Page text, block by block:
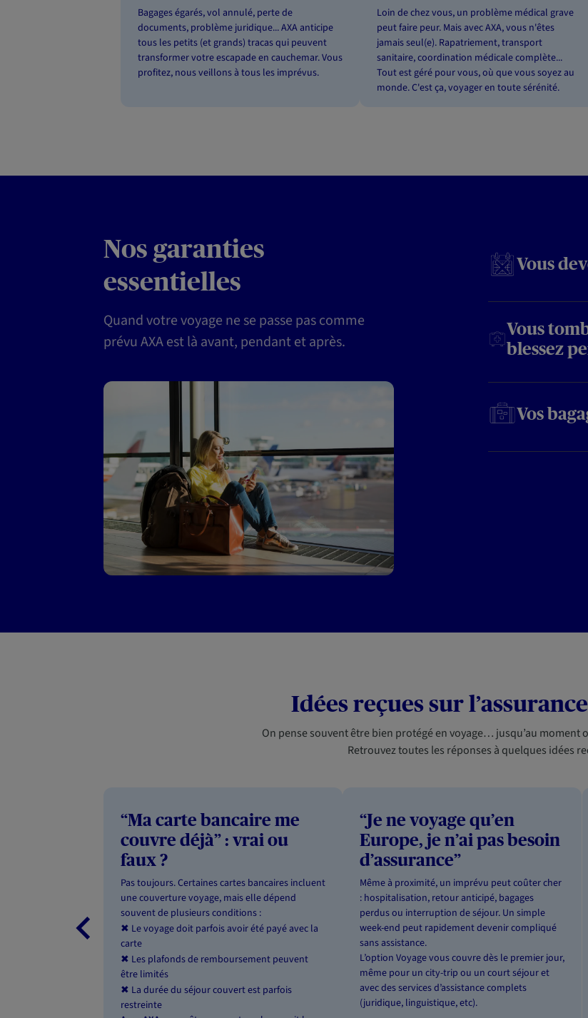
Bagages égarés, vol annulé, perte de
documents, problème juridique... AXA anticipe
tous les petits (et grands) tracas qui peuvent
transformer votre escapade en cauchemar. Vous
profitez, nous veillons à tous les imprévus.
Loin de chez vous, un problème médical grave
peut faire peur. Mais avec AXA, vous n'êtes
jamais seul(e). Rapatriement, transport
sanitaire, coordination médicale complète...
Tout est géré pour vous, où que vous soyez au
monde. C'est ça, voyager en toute sérénité.
Nos garanties
essentielles
Quand votre voyage ne se passe pas comme
prévu AXA est là avant, pendant et après.
Vous
Vous
blessez
Vos
Idées reçues sur
On pense souvent être bien protégé en voyage… jusqu’au moment
Retrouvez toutes les réponses à quelques idées
“Ma carte bancaire me
couvre déjà” : vrai ou
faux ?
Pas toujours. Certaines cartes bancaires incluent
une couverture voyage, mais elle dépend
souvent de plusieurs conditions :
✖ Le voyage doit parfois avoir été payé avec la
carte
✖ Les plafonds de remboursement peuvent
être limités
✖ La durée du séjour couvert est parfois
restreinte
“Je ne voyage qu’en
Europe, je n’ai pas besoin
d’assurance”
Même à proximité, un imprévu peut coûter cher
: hospitalisation, retour anticipé, bagages
perdus ou interruption de séjour. Un simple
week-end peut rapidement devenir compliqué
sans assistance.
L’option Voyage vous couvre dès le premier jour,
même pour un city-trip ou un court séjour et
avec des services d’assistance complets
(juridique, linguistique, etc).